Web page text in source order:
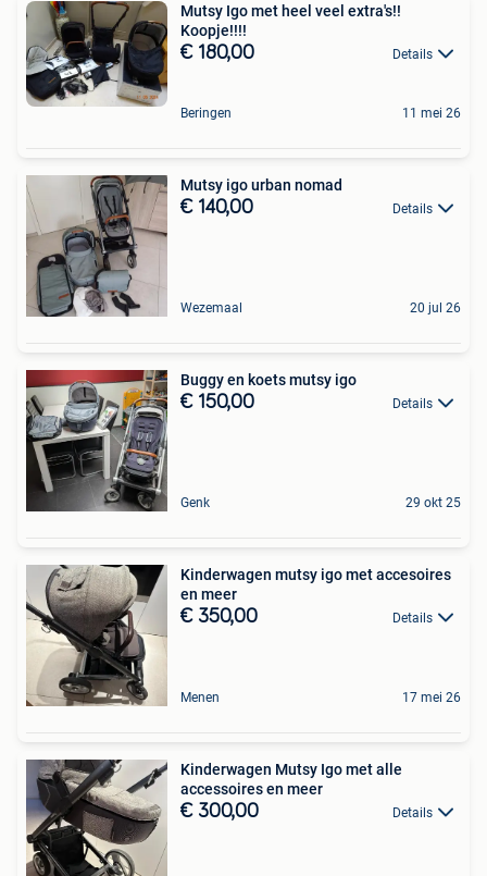
Mutsy Igo met heel veel extra's!!
Koopje!!!!
€ 180,00 Details
Beringen 11 mei 26
Mutsy igo urban nomad
€ 140,00 Details
Wezemaal 20 jul 26
Buggy en koets mutsy igo
€ 150,00 Details
Genk 29 okt 25
Kinderwagen mutsy igo met accesoires
en meer
€ 350,00 Details
Menen 17 mei 26
Kinderwagen Mutsy Igo met alle
accessoires en meer
€ 300,00 Details